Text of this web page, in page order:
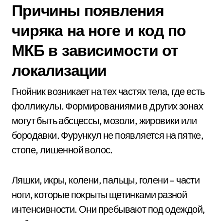
Причины появления
чиряка на ноге и код по
МКБ в зависимости от
локализации
Гнойник возникает на тех частях тела, где есть
фолликулы. Формированиями в других зонах
могут быть абсцессы, мозоли, жировики или
бородавки. Фурункул не появляется на пятке,
стопе, лишенной волос.
Ляшки, икры, колени, пальцы, голени – части
ноги, которые покрыты щетинками разной
интенсивности. Они пребывают под одеждой,